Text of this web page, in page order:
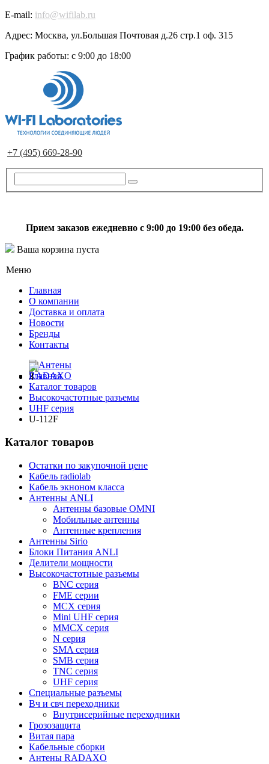
E-mail: info@wifilab.ru
Адрес: Москва, ул.Большая Почтовая д.26 стр.1 оф. 315
График работы: с 9:00 до 18:00
+7 (495) 669-28-90
Прием заказов ежедневно с 9:00 до 19:00 без обеда.
Ваша корзина пуста
Меню
Главная
О компании
Доставка и оплата
Новости
Бренды
Контакты
Главная
Каталог товаров
Высокочастотные разъемы
UHF серия
U-112F
Каталог товаров
Остатки по закупочной цене
Кабель radiolab
Кабель экноном класса
Антенны ANLI
Антенны базовые OMNI
Мобильные антенны
Антенные крепления
Антенны Sirio
Блоки Питания ANLI
Делители мощности
Высокочастотные разъемы
BNC серия
FME серии
MCX серия
Mini UHF серия
MMCX серия
N серия
SMA серия
SMB серия
TNC серия
UHF серия
Специальные разъемы
Вч и свч переходники
Внутрисерийные переходники
Грозозащита
Витая пара
Кабельные сборки
Антены RADAXO